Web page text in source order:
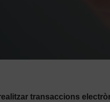
transaccions